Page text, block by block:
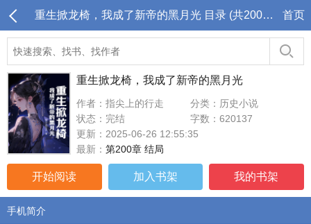
重生掀龙椅，我成了新帝的黑月光 目录 (共200章) 首页
重生掀龙椅，我成了新帝的黑月光
作者：指尖上的行走
分类：历史小说
状态：完结
字数：620137
更新：2025-06-26 12:55:35
最新： 第200章 结局
开始阅读 加入书架 我的书架
手机简介